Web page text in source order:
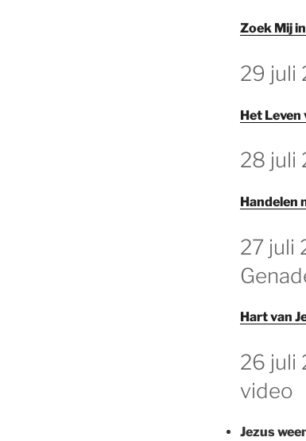
Zoek Mij
OP
29 juli
Het Leven
OP
28 juli
Handelen
OP
27 juli
Hart van
OP
26 juli
video
Jezus